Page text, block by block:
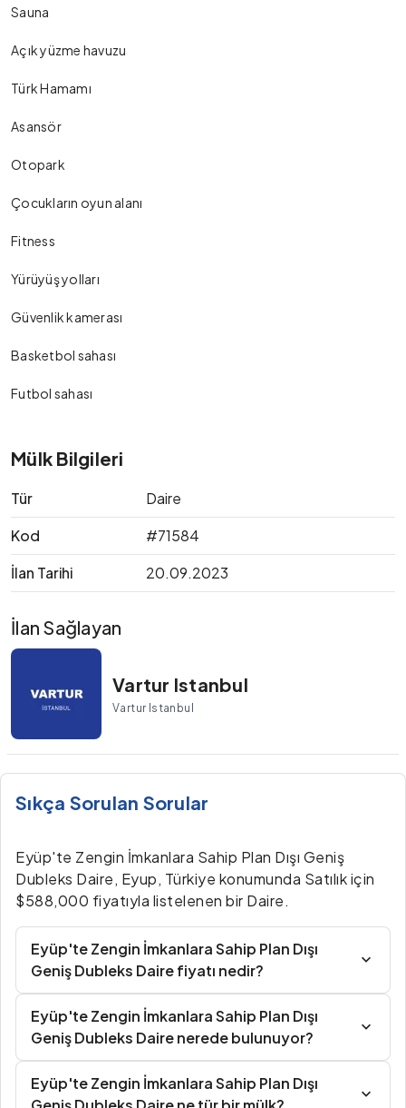
Sauna
Açık yüzme havuzu
Türk Hamamı
Asansör
Otopark
Çocukların oyun alanı
Fitness
Yürüyüş yolları
Güvenlik kamerası
Basketbol sahası
Futbol sahası
Mülk Bilgileri
Tür
Daire
Kod
#71584
İlan Tarihi
20.09.2023
İlan Sağlayan
Vartur Istanbul
Vartur Istanbul
Sıkça Sorulan Sorular
Eyüp'te Zengin İmkanlara Sahip Plan Dışı Geniş
Dubleks Daire, Eyup, Türkiye konumunda Satılık için
$588,000 fiyatıyla listelenen bir Daire.
Eyüp'te Zengin İmkanlara Sahip Plan Dışı
Geniş Dubleks Daire fiyatı nedir?
Eyüp'te Zengin İmkanlara Sahip Plan Dışı
Geniş Dubleks Daire nerede bulunuyor?
Eyüp'te Zengin İmkanlara Sahip Plan Dışı